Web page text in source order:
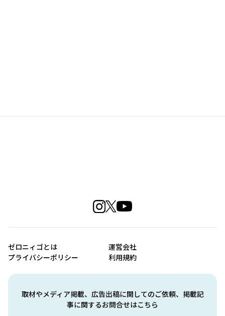
取材やメディア掲載、広告出稿に関してのご依頼、掲載記
事に関するお問合せはこちら
ゼロニィゴとは
運営会社
プライバシーポリシー
利用規約